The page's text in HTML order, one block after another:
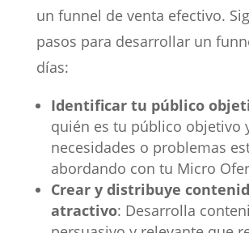
un funnel de venta efectivo.
pasos para desarrollar un
días:
Identificar tu público
quién es tu público objetivo
necesidades o problemas
abordando con tu Micro
Crear y distribuye
atractivo: Desarrolla